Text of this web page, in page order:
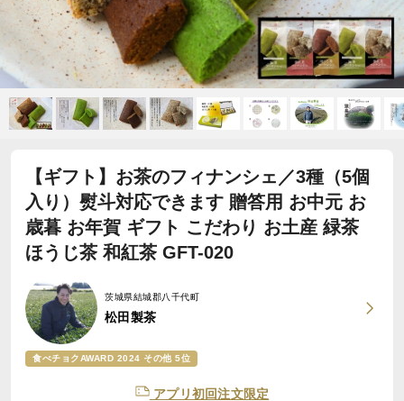
【ギフト】お茶のフィナンシェ／3種（5個
入り）熨斗対応できます 贈答用 お中元 お
歳暮 お年賀 ギフト こだわり お土産 緑茶
ほうじ茶 和紅茶 GFT-020
茨城県結城郡八千代町
松田製茶
食べチョクAWARD 2024 その他 5位
アプリ初回注文限定